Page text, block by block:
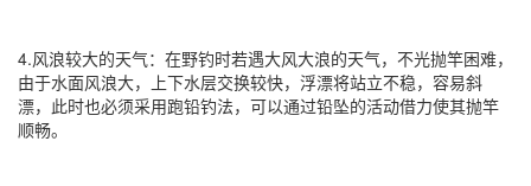
4.风浪较大的天气：在野钓时若遇大风大浪的天气，不光抛竿困难，
由于水面风浪大，上下水层交换较快，浮漂将站立不稳，容易斜
漂，此时也必须采用跑铅钓法，可以通过铅坠的活动借力使其抛竿
顺畅。